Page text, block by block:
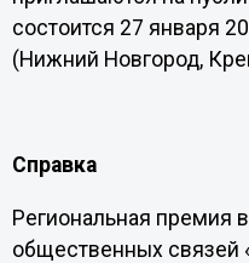
состоится 27 января
(Нижний Новгород,
Справка
Региональная премия
общественных связей